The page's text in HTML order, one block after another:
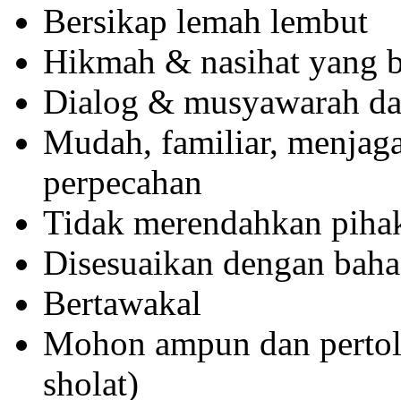
Bersikap lemah lembut
Hikmah & nasihat yang
Dialog & musyawarah
Mudah, familiar,
perpecahan
Tidak merendahkan
Disesuaikan dengan
Bertawakal
Mohon ampun dan
sholat)